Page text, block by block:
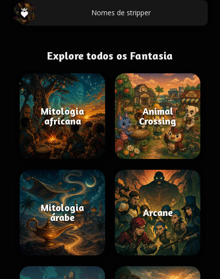
Nomes de stripper
Explore todos os Fantasia
Mitologia
africana
Animal
Crossing
Mitologia
árabe
Arcane